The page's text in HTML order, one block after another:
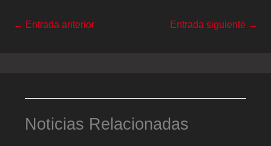
← Entrada anterior Entrada siguiente →
Noticias Relacionadas